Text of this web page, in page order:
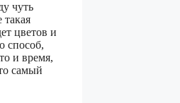
чуть
такая
цветов и
способ,
и время,
самый